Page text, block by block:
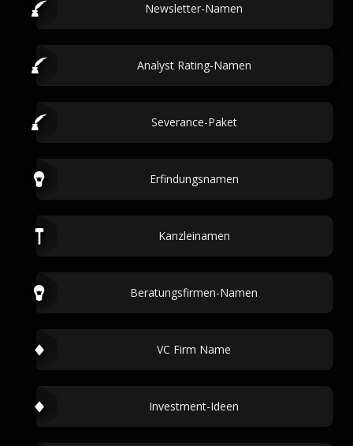
Newsletter-Namen
Analyst Rating-Namen
Severance-Paket
Erfindungsnamen
Kanzleinamen
Beratungsfirmen-Namen
VC Firm Name
Investment-Ideen